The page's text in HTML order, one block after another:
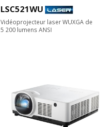
LSC521WU
Vidéoprojecteur laser WUXGA de
5 200 lumens ANSI